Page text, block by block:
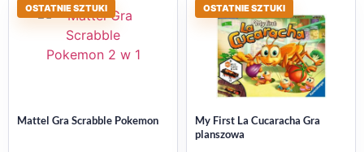
OSTATNIE SZTUKI
Mattel Gra Scrabble Pokemon
OSTATNIE SZTUKI
My First La Cucaracha Gra
planszowa